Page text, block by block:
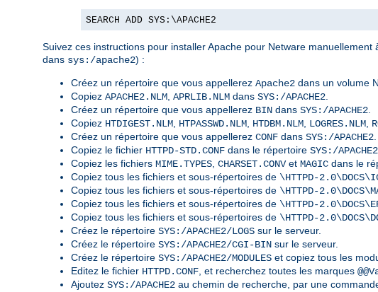
SEARCH ADD SYS:\APACHE2
Suivez ces instructions pour installer Apache pour Netware
dans sys:/apache2) :
Créez un répertoire que vous appellerez Apache2 dans un volume
Copiez APACHE2.NLM, APRLIB.NLM dans SYS:/APACHE2.
Créez un répertoire que vous appellerez BIN dans SYS:/APACHE2.
Copiez HTDIGEST.NLM, HTPASSWD.NLM, HTDBM.NLM, LOGRES.NLM,
Créez un répertoire que vous appellerez CONF dans SYS:/APACHE2.
Copiez le fichier HTTPD-STD.CONF dans le répertoire SYS:/
Copiez les fichiers MIME.TYPES, CHARSET.CONVet MAGIC dans le
Copiez tous les fichiers et sous-répertoires de \HTTPD-
Copiez tous les fichiers et sous-répertoires de \HTTPD-
Copiez tous les fichiers et sous-répertoires de \HTTPD-
Copiez tous les fichiers et sous-répertoires de \HTTPD-
Créez le répertoire SYS:/APACHE2/LOGS sur le serveur.
Créez le répertoire SYS:/APACHE2/CGI-BIN sur le serveur.
Créez le répertoire SYS:/APACHE2/MODULES et copiez tous les
Editez le fichier HTTPD.CONF, et recherchez toutes les marques
Ajoutez SYS:/APACHE2 au chemin de recherche, par une